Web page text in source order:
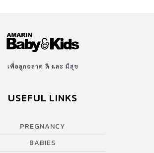
เพื่อลูกฉลาด ดี และ มีสุข
USEFUL LINKS
PREGNANCY
BABIES